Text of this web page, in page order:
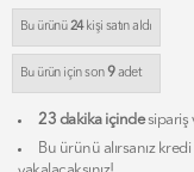
Bu ürünü24kişi satın aldı
Bu ürün için son9adet
23 dakika içindesipariş
Bu ürünü alırsanız